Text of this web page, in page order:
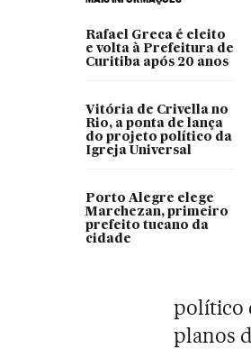
Rafael Greca é eleito
e volta à Prefeitura de
Curitiba após 20 anos
Vitória de Crivella no
Rio, a ponta de lança
do projeto político da
Igreja Universal
Porto Alegre elege
Marchezan, primeiro
prefeito tucano da
cidade
político
planos